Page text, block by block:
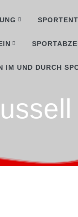
IM UND DURCH